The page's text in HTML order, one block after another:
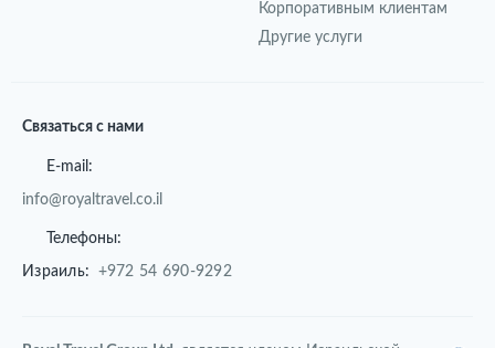
Корпоративным клиентам
Другие услуги
Связаться с нами
E-mail:
info@royaltravel.co.il
Телефоны:
Израиль: +972 54 690-9292